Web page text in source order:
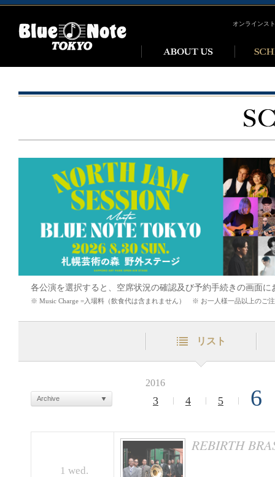
オンラインス
各公演を選択すると、空席状況の確認及び予約手続きの画面に
※ Music Charge =入場料（飲食代は含まれません） ※ お一人様一品以上のご
リスト
2016
3 4 5 6
Archive
1 wed.
REBIRTH